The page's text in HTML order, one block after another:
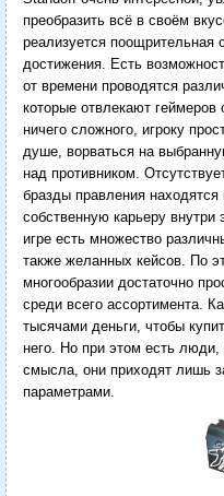
преобразить всё в своём
реализуется поощрительная
достижения. Есть
от времени проводятся
которые отвлекают
ничего сложного, игроку
душе, ворваться на
над противником.
бразды правления
собственную карьеру внутри
игре есть множество
также желанных кейсов. По
многообразии достаточно
среди всего ассортимента.
тысячами деньги, чтобы
него. Но при этом есть
смысла, они приходят лишь
параметрами.